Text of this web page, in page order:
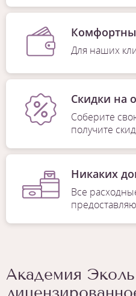
Для наших
Скидки на
Соберите
получите
Никаких
Все
Академия